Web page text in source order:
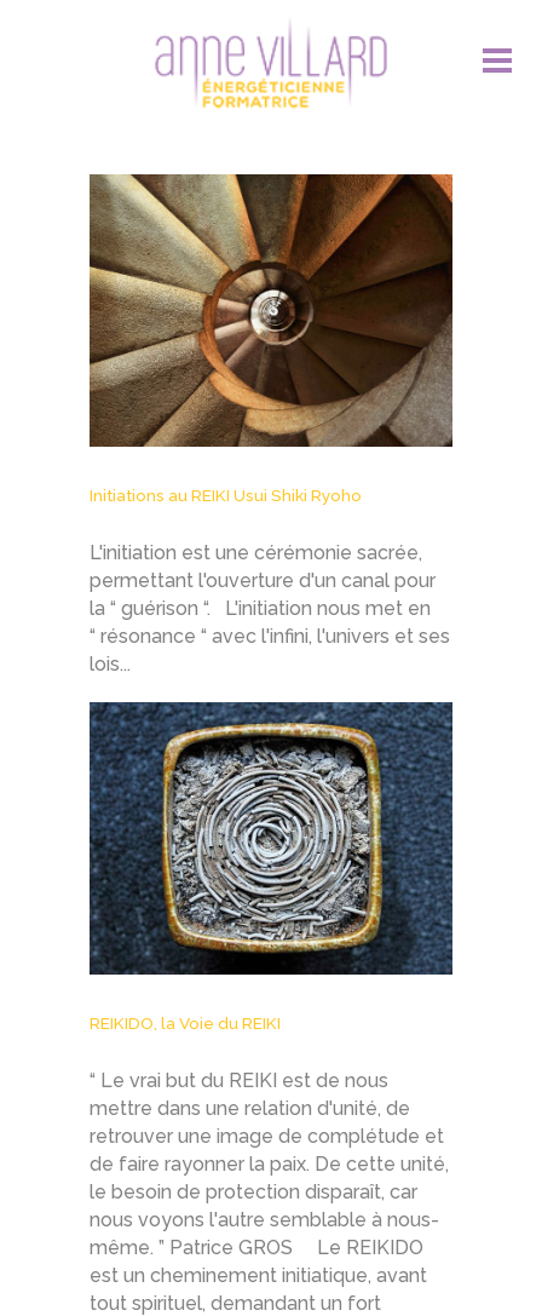
Initiations au REIKI Usui Shiki Ryoho
L'initiation est une cérémonie sacrée,
permettant l'ouverture d'un canal pour
la “ guérison “. L'initiation nous met en
“ résonance “ avec l'infini, l'univers et ses
lois...
REIKIDO, la Voie du REIKI
“ Le vrai but du REIKI est de nous
mettre dans une relation d'unité, de
retrouver une image de complétude et
de faire rayonner la paix. De cette unité,
le besoin de protection disparaît, car
nous voyons l'autre semblable à nous-
même. ” Patrice GROS Le REIKIDO
est un cheminement initiatique, avant
tout spirituel, demandant un fort